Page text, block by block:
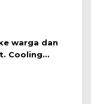
warga dan
Cooling
Rumbai,